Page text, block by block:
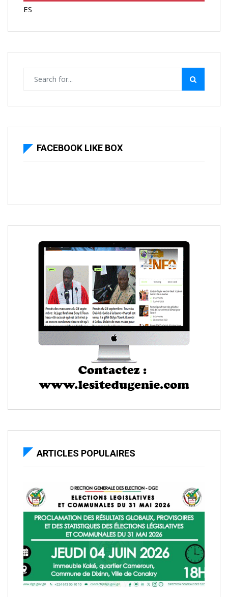
ES
FACEBOOK LIKE BOX
ARTICLES POPULAIRES